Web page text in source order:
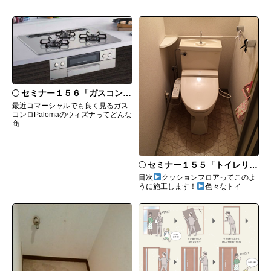
セミナー１５６「ガスコンロ Palomaウィズナについて」
最近コマーシャルでも良く見るガス
コンロPalomaのウィズナってどんな
商...
セミナー１５５「トイレリフォームのあれこれ」
目次
クッションフロアってこのよ
うに施工します！
色々なトイ